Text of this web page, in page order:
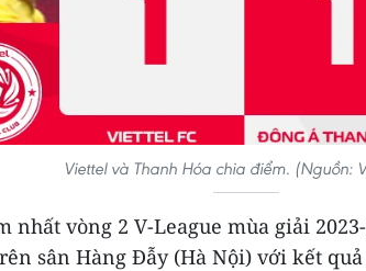
Viettel và Thanh Hóa chia điểm. (Nguồn:
nhất vòng 2 V-League mùa giải
sân Hàng Đẫy (Hà Nội) với kết